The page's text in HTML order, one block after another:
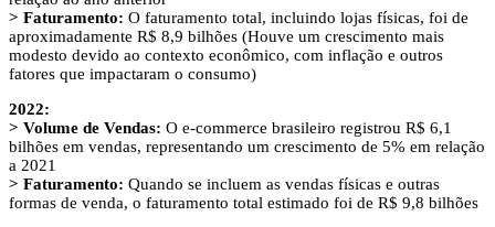
> Faturamento: O faturamento total, incluindo lojas físicas, foi de
aproximadamente R$ 8,9 bilhões (Houve um crescimento mais
modesto devido ao contexto econômico, com inflação e outros
fatores que impactaram o consumo)
2022:
> Volume de Vendas: O e-commerce brasileiro registrou R$ 6,1
bilhões em vendas, representando um crescimento de 5% em relação
a 2021
> Faturamento: Quando se incluem as vendas físicas e outras
formas de venda, o faturamento total estimado foi de R$ 9,8 bilhões